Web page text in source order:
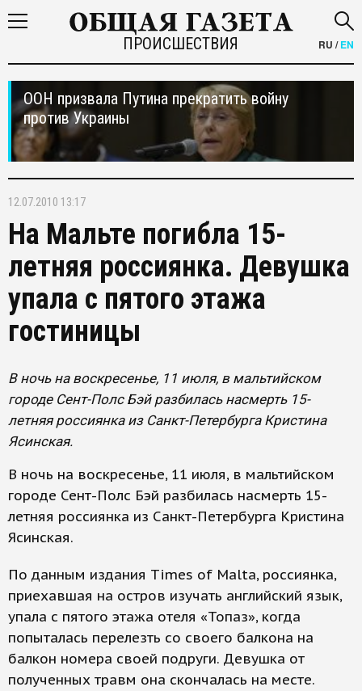
ПРОИСШЕСТВИЯ RU /EN
ООН призвала Путина прекратить войну
против Украины
12.07.2010 13:17
На Мальте погибла 15-
летняя россиянка. Девушка
упала с пятого этажа
гостиницы
В ночь на воскресенье, 11 июля, в мальтийском
городе Сент-Полс Бэй разбилась насмерть 15-
летняя россиянка из Санкт-Петербурга Кристина
Ясинская.
В ночь на воскресенье, 11 июля, в мальтийском
городе Сент-Полс Бэй разбилась насмерть 15-
летняя россиянка из Санкт-Петербурга Кристина
Ясинская.
По данным издания Times of Malta, россиянка,
приехавшая на остров изучать английский язык,
упала с пятого этажа отеля «Топаз», когда
попыталась перелезть со своего балкона на
балкон номера своей подруги. Девушка от
полученных травм она скончалась на месте.